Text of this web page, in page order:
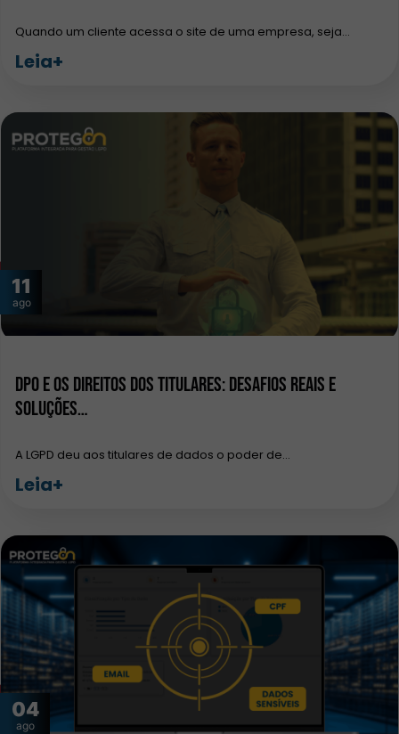
Quando um cliente acessa o site de uma empresa, seja…
Leia+
11
ago
DPO e os Direitos dos Titulares: Desafios Reais e
Soluções…
A LGPD deu aos titulares de dados o poder de…
Leia+
04
ago